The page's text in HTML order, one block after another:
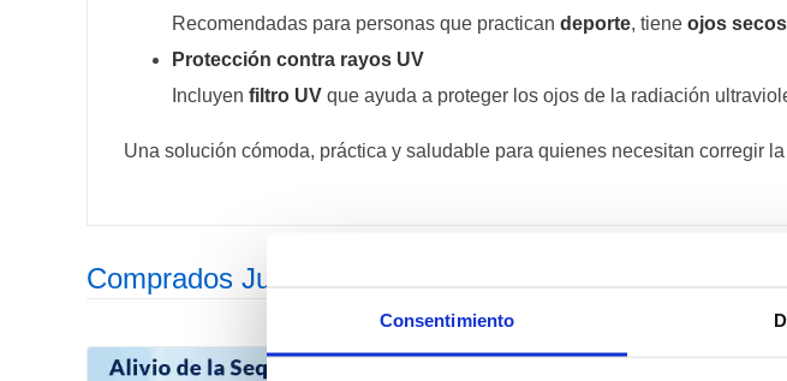
Consentimiento
Recomendadas para personas que practican deporte, tiene ojos
Protección contra rayos UV
Incluyen filtro UV que ayuda a proteger los ojos de la radiación
Una solución cómoda, práctica y saludable para quienes necesitan corregir la
Comprados Juntos Habitualmente